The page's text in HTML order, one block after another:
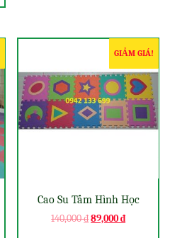
GIẢM GIÁ!
Cao Su Tấm Hình Học
140,000₫89,000₫